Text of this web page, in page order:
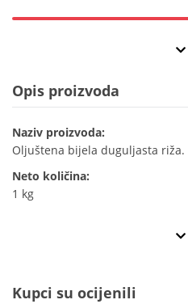
Opis proizvoda
Naziv proizvoda:
Oljuštena bijela duguljasta riža.
Neto količina:
1 kg
Kupci su ocijenili